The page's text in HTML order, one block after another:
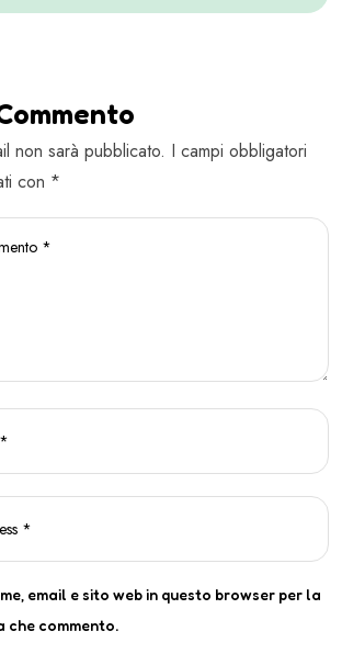
non sarà pubblicato. I campi obbligatori
con *
email e sito web in questo browser per la
che commento.